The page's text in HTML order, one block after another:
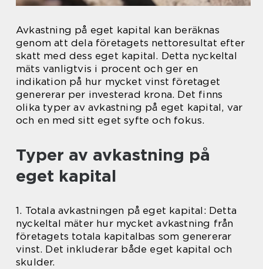
Avkastning på eget kapital kan beräknas
genom att dela företagets nettoresultat efter
skatt med dess eget kapital. Detta nyckeltal
mäts vanligtvis i procent och ger en
indikation på hur mycket vinst företaget
genererar per investerad krona. Det finns
olika typer av avkastning på eget kapital, var
och en med sitt eget syfte och fokus.
Typer av avkastning på
eget kapital
1. Totala avkastningen på eget kapital: Detta
nyckeltal mäter hur mycket avkastning från
företagets totala kapitalbas som genererar
vinst. Det inkluderar både eget kapital och
skulder.